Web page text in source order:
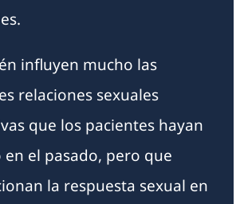
influyen mucho las
relaciones sexuales
que los pacientes hayan
el pasado, pero que
la respuesta sexual en